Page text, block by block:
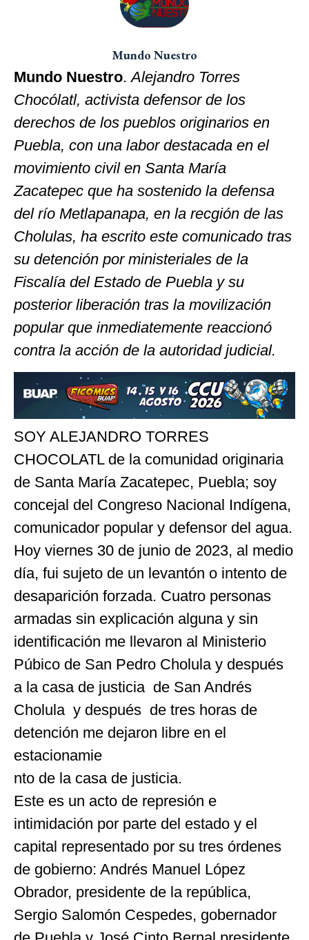
Mundo Nuestro
Mundo Nuestro.Alejandro Torres
Chocólatl, activista defensor de los
derechos de los pueblos originarios en
Puebla, con una labor destacada en el
movimiento civil en Santa María
Zacatepec que ha sostenido la defensa
del río Metlapanapa, en la recgión de las
Cholulas, ha escrito este comunicado tras
su detención por ministeriales de la
Fiscalía del Estado de Puebla y su
posterior liberación tras la movilización
popular que inmediatemente reaccionó
contra la acción de la autoridad judicial.
SOY ALEJANDRO TORRES
CHOCOLATL de la comunidad originaria
de Santa María Zacatepec, Puebla; soy
concejal del Congreso Nacional Indígena,
comunicador popular y defensor del agua.
Hoy viernes 30 de junio de 2023, al medio
día, fui sujeto de un levantón o intento de
desaparición forzada. Cuatro personas
armadas sin explicación alguna y sin
identificación me llevaron al Ministerio
Púbico de San Pedro Cholula y después
a la casa de justicia de San Andrés
Cholula y después de tres horas de
detención me dejaron libre en el
estacionamie
nto de la casa de justicia.
Este es un acto de represión e
intimidación por parte del estado y el
capital representado por su tres órdenes
de gobierno: Andrés Manuel López
Obrador, presidente de la república,
Sergio Salomón Cespedes, gobernador